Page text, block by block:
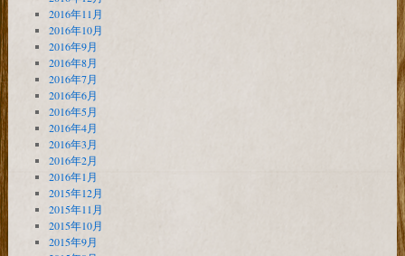
2016年11月
2016年10月
2016年9月
2016年8月
2016年7月
2016年6月
2016年5月
2016年4月
2016年3月
2016年2月
2016年1月
2015年12月
2015年11月
2015年10月
2015年9月